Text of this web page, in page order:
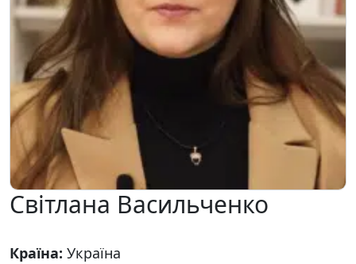
Світлана Васильченко
Країна: Україна